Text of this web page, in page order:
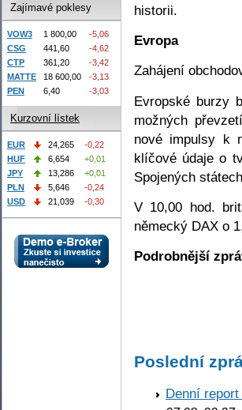
historii.
Evropa
Zahájení
Evropské burzy
možných
nové impulsy k
klíčové údaje o
Spojených
V 10,00 hod.
německý DAX o
Podrobnější
Poslední
Denní
Zajímavé poklesy
VOW3 1 800,00
-5,06
CSG
441,60
-4,62
CTP
361,20
-3,42
MATTE
18 600,00
-3,13
PEN
6,40 -3,03
Kurzovní lístek
EUR 24,265
-0,22
HUF
6,654
+0,01
JPY
13,286
+0,01
PLN
5,646
-0,24
USD
21,039 -0,30